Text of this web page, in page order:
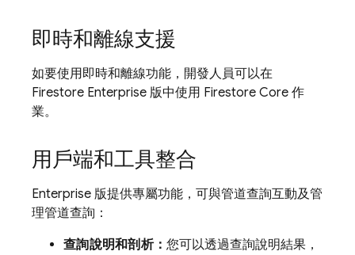
即時和離線支援
如要使用即時和離線功能，開發人員可以在
Firestore Enterprise 版中使用 Firestore Core 作
業。
用戶端和工具整合
Enterprise 版提供專屬功能，可與管道查詢互動及管
理管道查詢：
查詢說明和剖析： 您可以透過查詢說明結果，